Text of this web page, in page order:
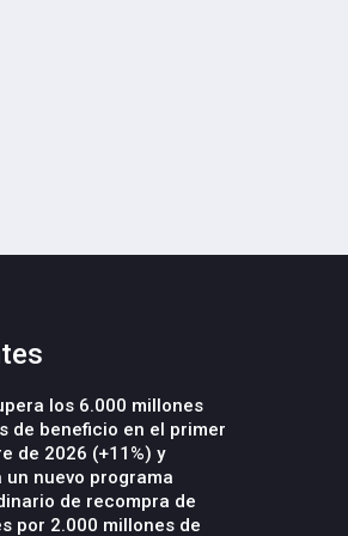
los 6.000 millones
de beneficio en el primer
de 2026 (+11%) y
un nuevo programa
de recompra de
por 2.000 millones de